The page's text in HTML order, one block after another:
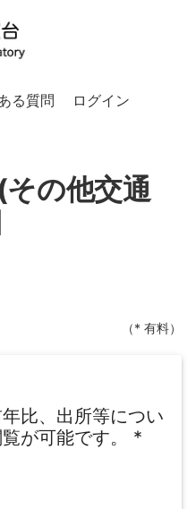
る質問
ログイン
の他交通
（* 有料）
比、出所等につい
が可能です。
*